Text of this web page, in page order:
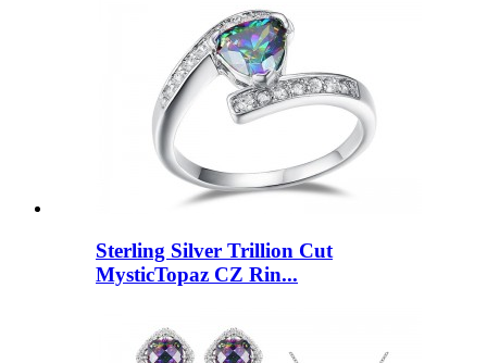
Sterling Silver Trillion Cut
MysticTopaz CZ Rin...